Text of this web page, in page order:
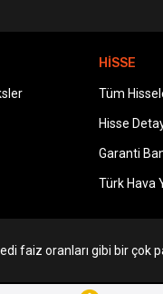
HİSSE
Tüm
Hisse
Garanti
Türk Hava
faiz oranları gibi bir çok